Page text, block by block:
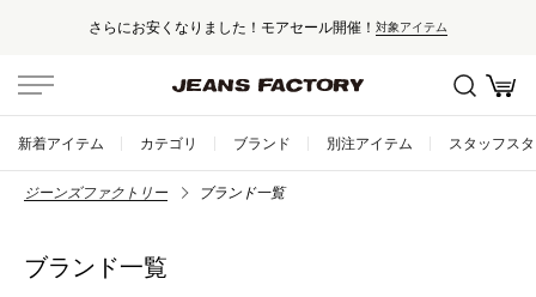
さらにお安くなりました！モアセール開催！ 対象アイテム
新着アイテム カテゴリ ブランド 別注アイテム スタッフス
ジーンズファクトリー ブランド一覧
ブランド一覧